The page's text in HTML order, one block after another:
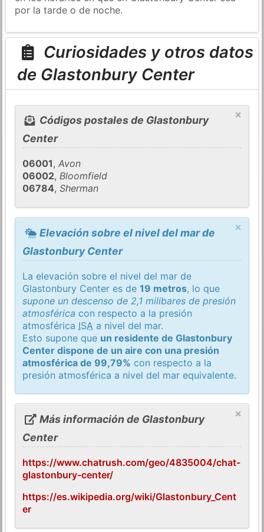
por la tarde o de noche.
Curiosidades y otros datos
de Glastonbury Center
×
Códigos postales de Glastonbury
Center
06001,Avon
06002,Bloomfield
06784,Sherman
×
Elevación sobre el nivel del mar de
Glastonbury Center
La elevación sobre el nivel del mar de
Glastonbury Center es de19 metros, lo que
supone un descenso de 2,1 milibares de presión
atmosférica con respecto a la presión
atmosférica ISA a nivel del mar.
Esto supone que un residente de Glastonbury
Center dispone de un aire con una presión
atmosférica de 99,79% con respecto a la
presión atmosférica a nivel del mar equivalente.
×
Más información de Glastonbury
Center
https://www.chatrush.com/geo/4835004/chat-
glastonbury-center/
https://es.wikipedia.org/wiki/Glastonbury_Cent
er